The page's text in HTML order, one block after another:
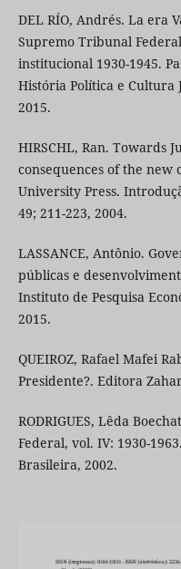
DEL RÍO, Andrés. La era
Supremo Tribunal
institucional 1930-1945.
História Política e Cultura
2015.
HIRSCHL, Ran. Towards
consequences of the
University Press.
49; 211-223, 2004.
LASSANCE, Antônio.
públicas e
Instituto de Pesquisa
2015.
QUEIROZ, Rafael Mafei
Presidente?. Editora
RODRIGUES, Lêda
Federal, vol. IV: 1930-
Brasileira, 2002.